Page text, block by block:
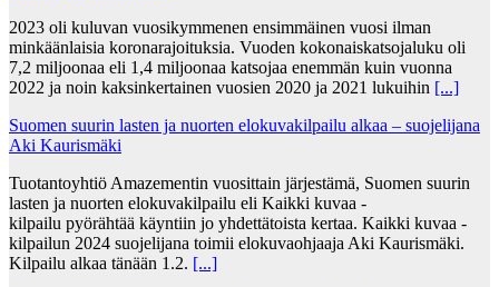
2023 oli kuluvan vuosikymmenen ensimmäinen vuosi ilman
minkäänlaisia koronarajoituksia. Vuoden kokonaiskatsojaluku oli
7,2 miljoonaa eli 1,4 miljoonaa katsojaa enemmän kuin vuonna
2022 ja noin kaksinkertainen vuosien 2020 ja 2021 lukuihin [...]
Suomen suurin lasten ja nuorten elokuvakilpailu alkaa – suojelijana
Aki Kaurismäki
Tuotantoyhtiö Amazementin vuosittain järjestämä, Suomen suurin
lasten ja nuorten elokuvakilpailu eli Kaikki kuvaa -
kilpailu pyörähtää käyntiin jo yhdettätoista kertaa. Kaikki kuvaa -
kilpailun 2024 suojelijana toimii elokuvaohjaaja Aki Kaurismäki.
Kilpailu alkaa tänään 1.2. [...]